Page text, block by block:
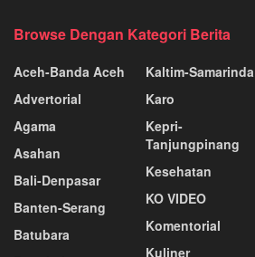
Browse Dengan Kategori Berita
Aceh-Banda Aceh
Advertorial
Agama
Asahan
Bali-Denpasar
Banten-Serang
Batubara
Kaltim-Samarinda
Karo
Kepri-
Tanjungpinang
Kesehatan
KO VIDEO
Komentorial
Kuliner